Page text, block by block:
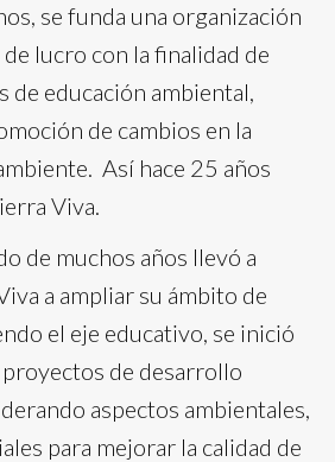
se funda una organización
lucro con la finalidad de
de educación ambiental,
de cambios en la
Así hace 25 años
Viva.
de muchos años llevó a
a ampliar su ámbito de
el eje educativo, se inició
de desarrollo
aspectos ambientales,
para mejorar la calidad de